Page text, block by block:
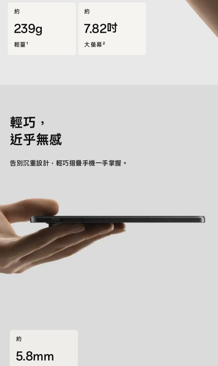
約
239g
輕量¹
約
7.82吋
大螢幕²
輕巧，
近乎無感
告別沉重設計，輕巧摺疊手機一手掌握。
約
5.8mm